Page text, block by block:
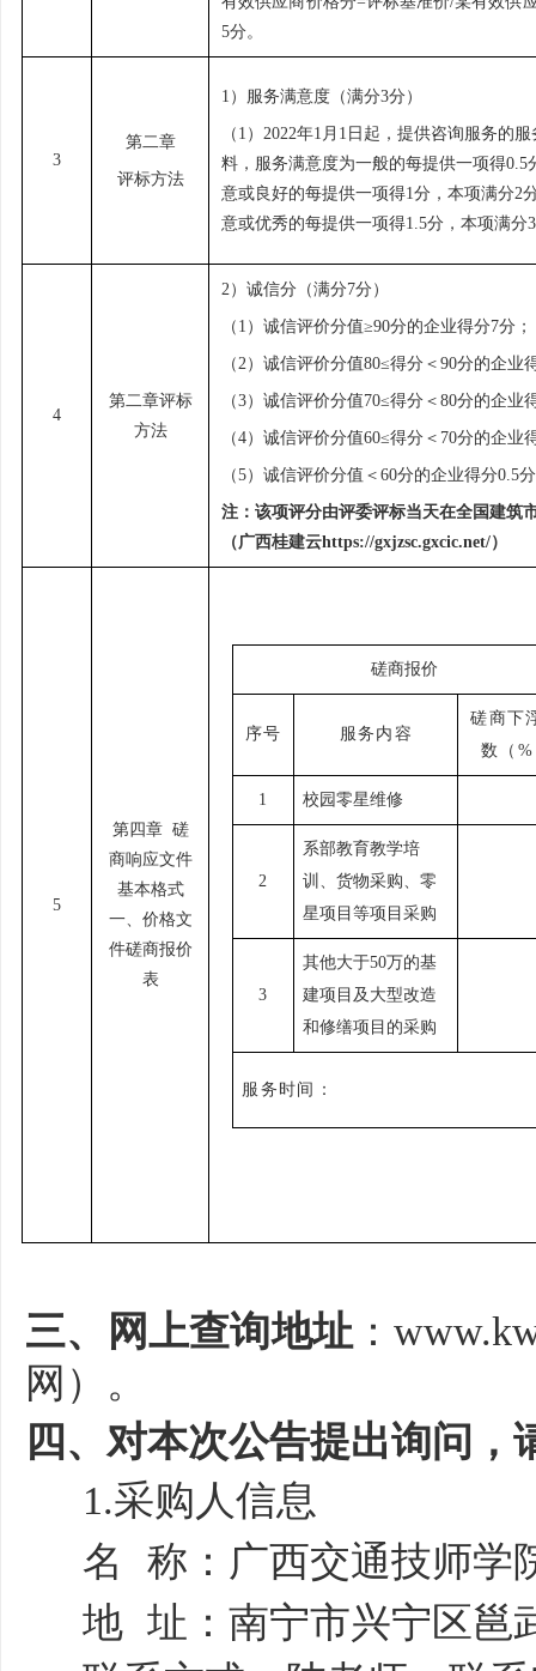
5分。
3
第二章
评标方法
1） 服务满意度（满分3分）
（ 1）2022年1月1日起，提供咨询服务的
料，服务满意度为一般的每提供一项得0.5
意或良好的每提供一项得1分，本项满分2
意或优秀的每提供一项得1.5分，本项满分
4
第二章评标
方法
2）诚信分（满分7分）
（ 1）诚信评价分值≥90分的企业得分7分；
（2）诚信评价分值80≤得分＜90分的企业
（3）诚信评价分值70≤得分＜80分的企业
（4）诚信评价分值60≤得分＜70分的企业
（5）诚信评价分值＜60分的企业得分0.5
注：该项评分由评委评标当天在全国建筑
（广西桂建云https://gxjzsc.gxcic.net/）
5
第四章 磋
商响应文件
基本格式
一、价格文
件磋商报价
表
磋商报价
序号 服务内容
磋商下
数（
1 校园零星维修
2
系部教育教学培
训、货物采购、零
星项目等项目采购
3
其他大于50万的基
建项目及大型改造
和修缮项目的采购
服务时间：
三、网上查询地址 ：
网）。
四、对本次公告提出询问，
1.采购人信息
名
称： 广西交通技师学
地 址： 南宁市兴宁区邕